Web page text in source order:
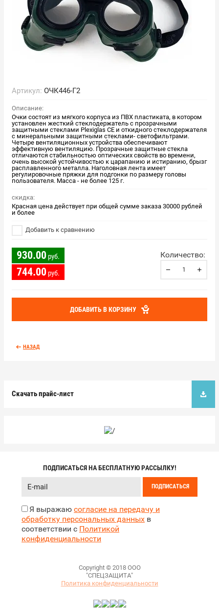
Скачать прайс-лист
Артикул: ОЧК446-Г2
Описание:
Очки состоят из мягкого корпуса из ПВХ пластиката, в котором
установлен жесткий стеклодержатель с прозрачными
защитными стеклами Plexiglas CE и откидного стеклодержателя
с минеральными защитными стеклами- светофильтрами.
Четыре вентиляционных устройства обеспечивают
эффективную вентиляцию. Прозрачные защитные стекла
отличаются стабильностью оптических свойств во времени,
очень высокой устойчивостью к царапанию и истиранию, брызг
расплавленного металла. Наголовная лента имеет
регулировочные пряжки для подгонки по размеру головы
пользователя. Масса - не более 125 г.
скидка:
Красная цена действует при общей сумме заказа 30000 рублей
и более
Добавить к сравнению
930.00 руб.
744.00 руб.
Количество:
ДОБАВИТЬ В КОРЗИНУ
НАЗАД
ПОДПИСАТЬСЯ НА БЕСПЛАТНУЮ РАССЫЛКУ!
Я выражаю согласие на передачу и
обработку персональных данных в
соответствии с Политикой
конфиденциальности
ПОДПИСАТЬСЯ
Copyright © 2018 ООО
"СПЕЦЗАЩИТА"
Политика конфиденциальности